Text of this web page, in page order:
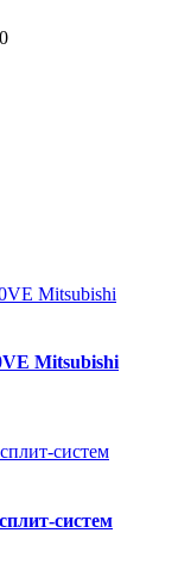
Mitsubishi
систем